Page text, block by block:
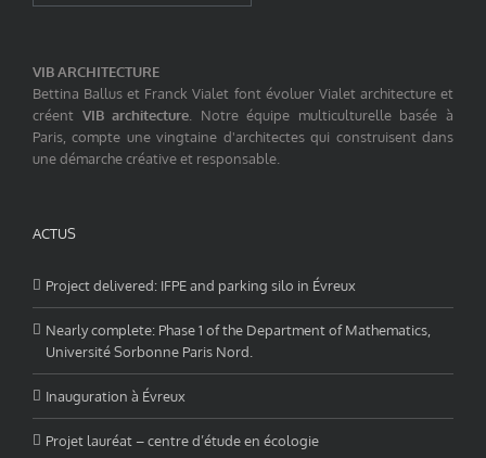
VIB ARCHITECTURE
Bettina Ballus et Franck Vialet font évoluer Vialet architecture et
créent VIB architecture. Notre équipe multiculturelle basée à
Paris, compte une vingtaine d'architectes qui construisent dans
une démarche créative et responsable.
ACTUS
Project delivered: IFPE and parking silo in Évreux
Nearly complete: Phase 1 of the Department of Mathematics,
Université Sorbonne Paris Nord.
Inauguration à Évreux
Projet lauréat – centre d’étude en écologie